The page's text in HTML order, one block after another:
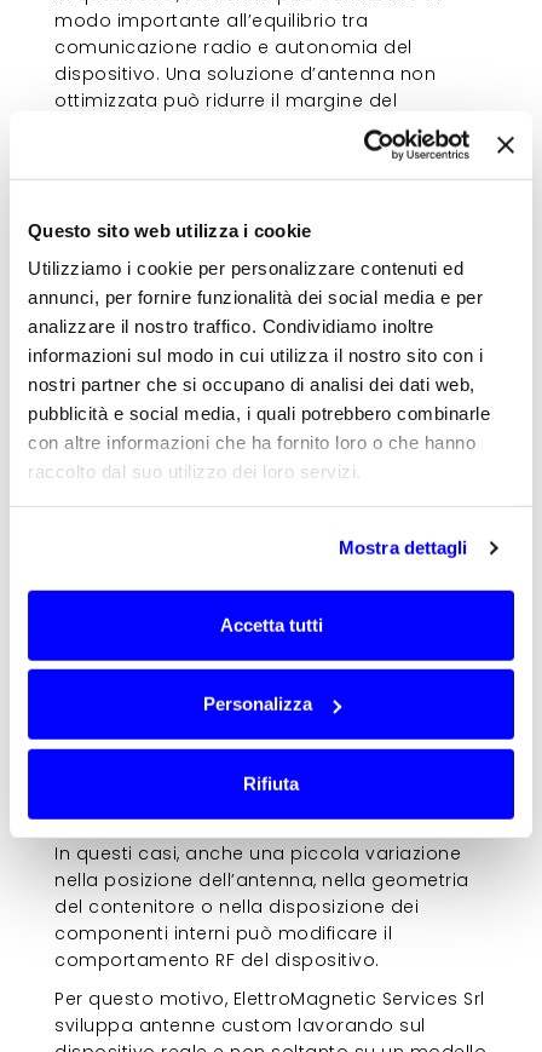
Questo sito web utilizza i cookie
Utilizziamo i cookie per personalizzare contenuti ed
annunci, per fornire funzionalità dei social media e per
analizzare il nostro traffico. Condividiamo inoltre
informazioni sul modo in cui utilizza il nostro sito con i
nostri partner che si occupano di analisi dei dati web,
pubblicità e social media, i quali potrebbero combinarle
con altre informazioni che ha fornito loro o che hanno
raccolto dal suo utilizzo dei loro servizi.
Mostra dettagli
Accetta tutti
Personalizza
Rifiuta
modo importante all’equilibrio tra
comunicazione radio e autonomia del
dispositivo. Una soluzione d’antenna non
ottimizzata può ridurre il margine del
collegamento e rendere meno prevedibile il
consente di migliorare la coerenza tra
prestazioni RF, consumi e condizioni di
installazione, con un vantaggio concreto per
reti distribuite che devono funzionare per
lunghi periodi senza interventi frequenti.
Antenne integrate in dispositivi,
contenitori e apparati di campo
Antenne integrate in dispositivi, contenitori e
apparati di campo
Nei sistemi di telecontrollo e monitoraggio,
l’antenna deve spesso essere integrata in
dispositivi compatti, contenitori plastici,
apparati rugged, quadri tecnici, box da
esterno o sensori installati direttamente
Le antenne per dispositivi IoT industriali
contenitore, i materiali, il piano di massa
disponibile, la posizione della scheda
componenti metallici e le reali condizioni di
installazione sul campo.
In questi casi, anche una piccola variazione
nella posizione dell’antenna, nella geometria
del contenitore o nella disposizione dei
componenti interni può modificare il
comportamento RF del dispositivo.
Per questo motivo, ElettroMagnetic Services Srl
sviluppa antenne custom lavorando sul